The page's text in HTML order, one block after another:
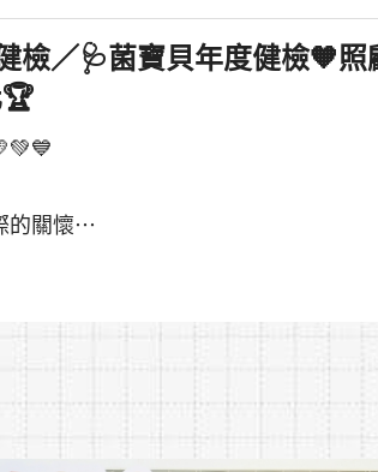
檢／🩺菌寶貝年度健檢🧡照
的關懷